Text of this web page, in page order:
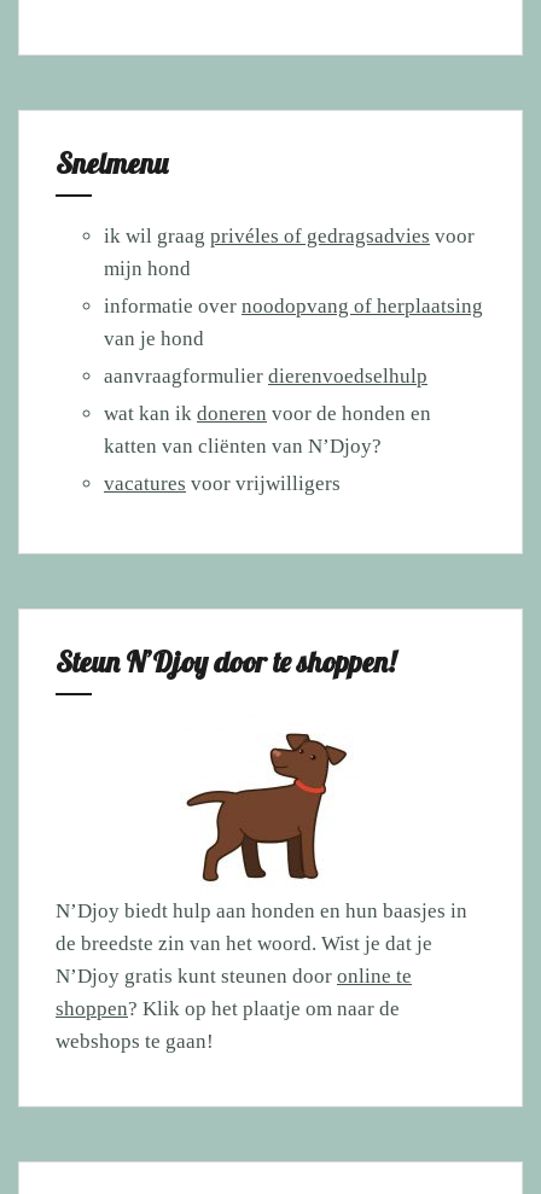
Snelmenu
ik wil graag privéles of gedragsadvies voor
mijn hond
informatie over noodopvang of herplaatsing
van je hond
aanvraagformulier dierenvoedselhulp
wat kan ik doneren voor de honden en
katten van cliënten van N’Djoy?
vacatures voor vrijwilligers
Steun N’Djoy door te shoppen!
N’Djoy biedt hulp aan honden en hun baasjes in
de breedste zin van het woord. Wist je dat je
N’Djoy gratis kunt steunen door online te
shoppen? Klik op het plaatje om naar de
webshops te gaan!